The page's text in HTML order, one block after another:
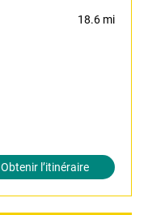
18.6 mi
Obtenir l’itinéraire